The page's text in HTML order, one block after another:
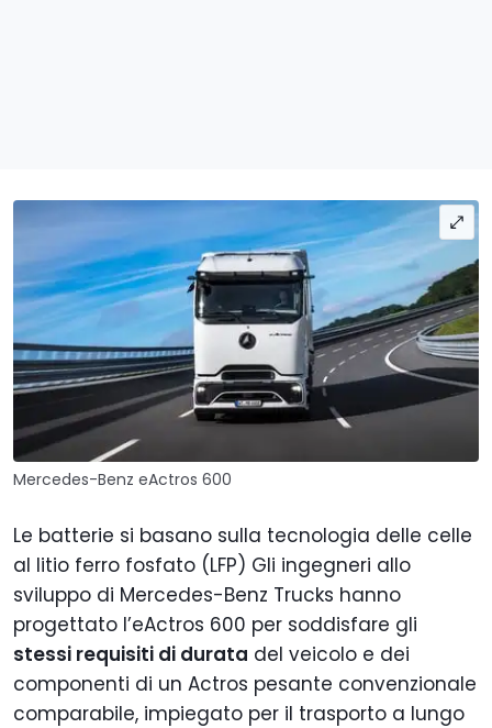
Mercedes-Benz eActros 600
Le batterie si basano sulla tecnologia delle celle
al litio ferro fosfato (LFP) Gli ingegneri allo
sviluppo di Mercedes-Benz Trucks hanno
progettato l’eActros 600 per soddisfare gli
stessi requisiti di durata del veicolo e dei
componenti di un Actros pesante convenzionale
comparabile, impiegato per il trasporto a lungo